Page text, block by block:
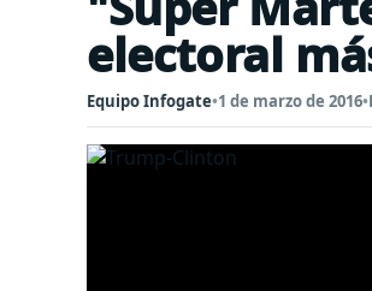
electoral
Equipo Infogate•1 de marzo de 2016•